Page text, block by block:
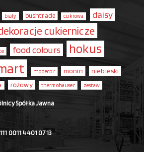
biały bushtrade cukrowa daisy
cukiernicze
food colours hokus
modecor monin niebieski
różowy thermohauser zestaw
Spółka Jawna
0011 4401 0713